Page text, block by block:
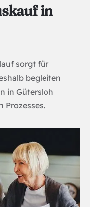
in
sorgt für
begleiten
in Gütersloh
Prozesses.